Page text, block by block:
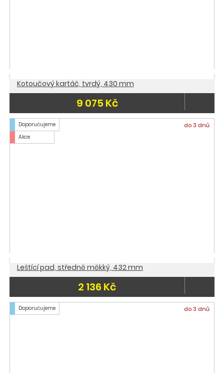
Kotoučový kartáč, tvrdý, 430 mm
9 075 Kč
Doporučujeme
Akce
do 3 dnů
Leštící pad, středně měkký, 432 mm
2 136 Kč
Doporučujeme do 3 dnů